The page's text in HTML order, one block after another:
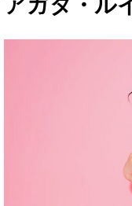
アガタ・ル